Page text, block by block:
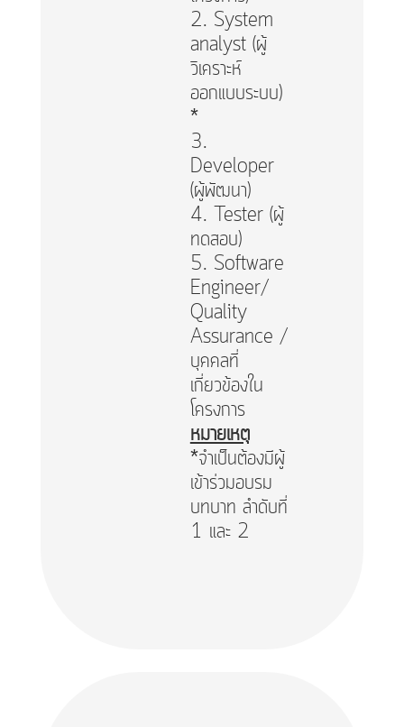
2. System
analyst (ผู้
วิเคราะห์
ออกแบบระบบ)
*
3.
Developer
(ผู้พัฒนา)
4. Tester (ผู้
ทดสอบ)
5. Software
Engineer/
Quality
Assurance /
บุคคลที่
เกี่ยวข้องใน
โครงการ
หมายเหตุ
*จำเป็นต้องมีผู้
เข้าร่วมอบรม
บทบาท ลำดับที่
1 และ 2